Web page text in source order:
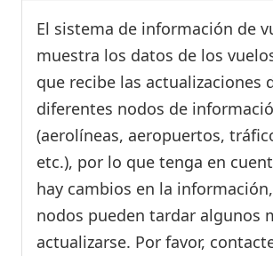
El sistema de información de
muestra los datos de los
que recibe las actualizaciones
diferentes nodos de
(aerolíneas, aeropuertos,
etc.), por lo que tenga en
hay cambios en la
nodos pueden tardar algunos
actualizarse. Por favor,